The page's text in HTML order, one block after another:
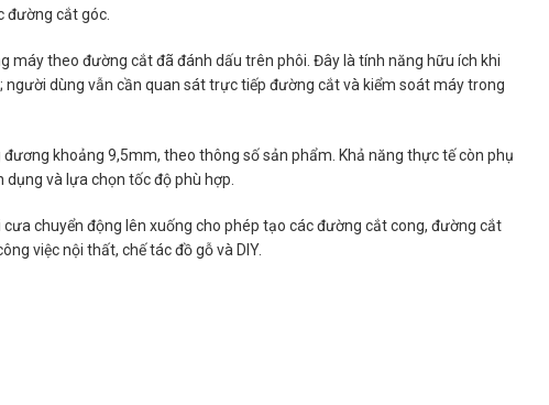
đường cắt góc.
máy theo đường cắt đã đánh dấu trên phôi. Đây là tính năng hữu ích khi
dùng vẫn cần quan sát trực tiếp đường cắt và kiểm soát máy trong
đương khoảng 9,5mm, theo thông số sản phẩm. Khả năng thực tế còn phụ
và lựa chọn tốc độ phù hợp.
chuyển động lên xuống cho phép tạo các đường cắt cong, đường cắt
việc nội thất, chế tác đồ gỗ và DIY.